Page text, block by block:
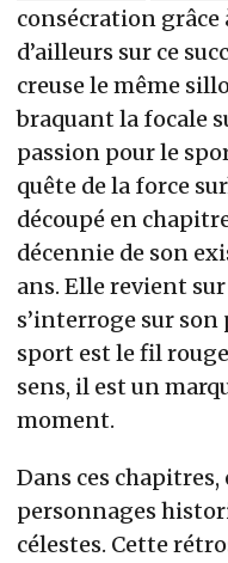
consécration grâce
d’ailleurs sur ce
creuse le même
braquant la focale
passion pour le
quête de la force
découpé en
décennie de son
ans. Elle revient
s’interroge sur
sport est le fil
sens, il est un
moment.
Dans ces chapitres,
personnages
célestes. Cette